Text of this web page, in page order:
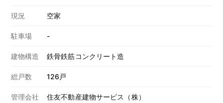
現況 空家
駐車場 -
建物構造 鉄骨鉄筋コンクリート造
総戸数 126戸
管理会社 住友不動産建物サービス（株）